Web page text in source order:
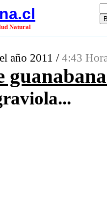
Natural
año 2011 /4:43